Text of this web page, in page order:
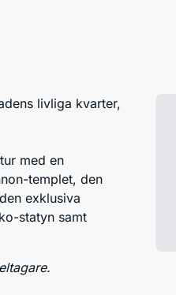
livliga kvarter,
med en
templet, den
exklusiva
statyn samt